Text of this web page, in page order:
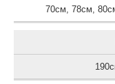
70см, 78см,